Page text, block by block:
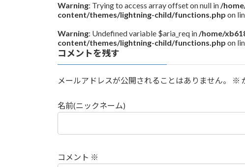
Warning: Trying to access array offset on null in/
content/themes/lightning-child/functions.php on
Warning: Undefined variable $aria_req in/home/
content/themes/lightning-child/functions.php on
コメントを残す
メールアドレスが公開されることはありません。 ※
名前(ニックネーム)
コメント ※